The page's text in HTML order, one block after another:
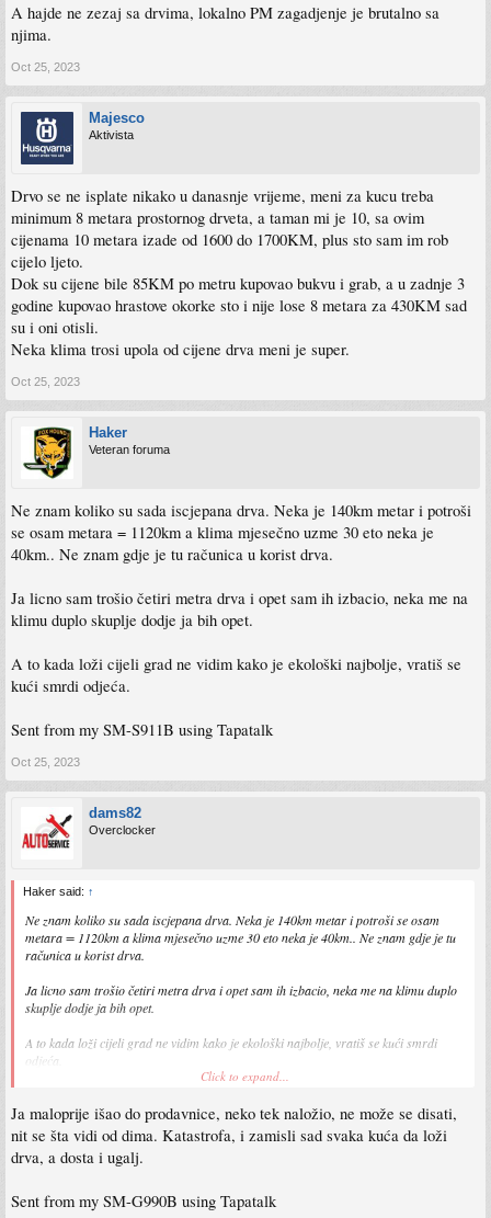
A hajde ne zezaj sa drvima, lokalno PM zagadjenje je brutalno sa
njima.
Oct 25, 2023
Majesco
Aktivista
Drvo se ne isplate nikako u danasnje vrijeme, meni za kucu treba
minimum 8 metara prostornog drveta, a taman mi je 10, sa ovim
cijenama 10 metara izade od 1600 do 1700KM, plus sto sam im rob
cijelo ljeto.
Dok su cijene bile 85KM po metru kupovao bukvu i grab, a u zadnje 3
godine kupovao hrastove okorke sto i nije lose 8 metara za 430KM sad
su i oni otisli.
Neka klima trosi upola od cijene drva meni je super.
Oct 25, 2023
Haker
Veteran foruma
Ne znam koliko su sada iscjepana drva. Neka je 140km metar i potroši
se osam metara = 1120km a klima mjesečno uzme 30 eto neka je
40km.. Ne znam gdje je tu računica u korist drva.
Ja licno sam trošio četiri metra drva i opet sam ih izbacio, neka me na
klimu duplo skuplje dodje ja bih opet.
A to kada loži cijeli grad ne vidim kako je ekološki najbolje, vratiš se
kući smrdi odjeća.
Sent from my SM-S911B using Tapatalk
Oct 25, 2023
dams82
Overclocker
Haker said: ↑
Ne znam koliko su sada iscjepana drva. Neka je 140km metar i potroši se osam
metara = 1120km a klima mjesečno uzme 30 eto neka je 40km.. Ne znam gdje je tu
računica u korist drva.
Ja licno sam trošio četiri metra drva i opet sam ih izbacio, neka me na klimu duplo
skuplje dodje ja bih opet.
A to kada loži cijeli grad ne vidim kako je ekološki najbolje, vratiš se kući smrdi
odjeća.
Click to expand...
Ja maloprije išao do prodavnice, neko tek naložio, ne može se disati,
nit se šta vidi od dima. Katastrofa, i zamisli sad svaka kuća da loži
drva, a dosta i ugalj.
Sent from my SM-G990B using Tapatalk